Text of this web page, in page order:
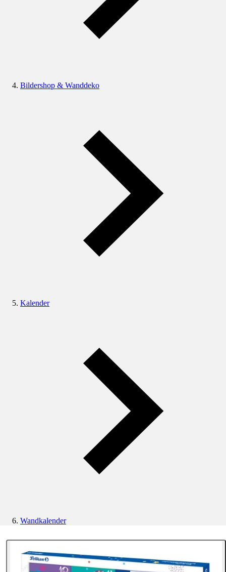
Bildershop & Wanddeko
Kalender
Wandkalender